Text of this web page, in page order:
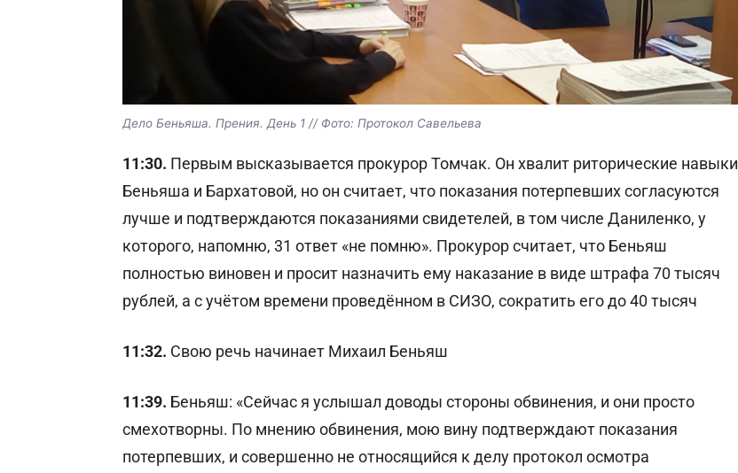
Дело Беньяша. Прения. День 1 // Фото: Протокол Савельева
11:30. Первым высказывается прокурор Томчак. Он хвалит риторические навыки
Беньяша и Бархатовой, но он считает, что показания потерпевших согласуются
лучше и подтверждаются показаниями свидетелей, в том числе Даниленко, у
которого, напомню, 31 ответ «не помню». Прокурор считает, что Беньяш
полностью виновен и просит назначить ему наказание в виде штрафа 70 тысяч
рублей, а с учётом времени проведённом в СИЗО, сократить его до 40 тысяч
11:32. Свою речь начинает Михаил Беньяш
11:39. Беньяш: «Сейчас я услышал доводы стороны обвинения, и они просто
смехотворны. По мнению обвинения, мою вину подтверждают показания
потерпевших, и совершенно не относящийся к делу протокол осмотра